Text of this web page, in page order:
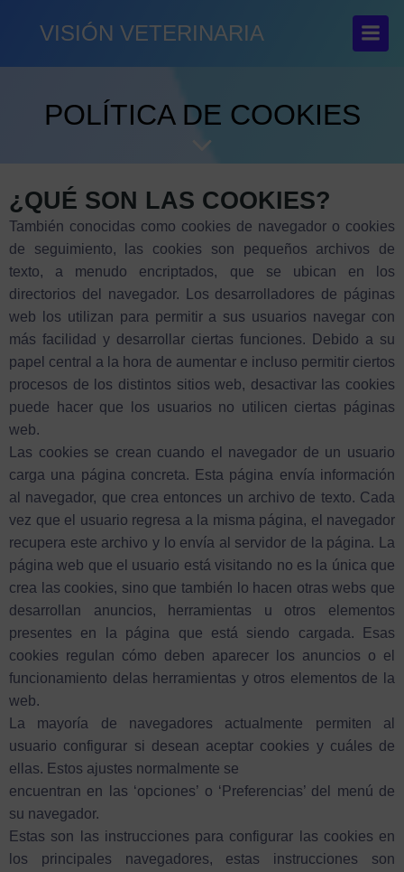
VISIÓN VETERINARIA
POLÍTICA DE COOKIES
¿QUÉ SON LAS COOKIES?
También conocidas como cookies de navegador o cookies
de seguimiento, las cookies son pequeños archivos de
texto, a menudo encriptados, que se ubican en los
directorios del navegador. Los desarrolladores de páginas
web los utilizan para permitir a sus usuarios navegar con
más facilidad y desarrollar ciertas funciones. Debido a su
papel central a la hora de aumentar e incluso permitir ciertos
procesos de los distintos sitios web, desactivar las cookies
puede hacer que los usuarios no utilicen ciertas páginas
web.
Las cookies se crean cuando el navegador de un usuario
carga una página concreta. Esta página envía información
al navegador, que crea entonces un archivo de texto. Cada
vez que el usuario regresa a la misma página, el navegador
recupera este archivo y lo envía al servidor de la página. La
página web que el usuario está visitando no es la única que
crea las cookies, sino que también lo hacen otras webs que
desarrollan anuncios, herramientas u otros elementos
presentes en la página que está siendo cargada. Esas
cookies regulan cómo deben aparecer los anuncios o el
funcionamiento delas herramientas y otros elementos de la
web.
La mayoría de navegadores actualmente permiten al
usuario configurar si desean aceptar cookies y cuáles de
ellas. Estos ajustes normalmente se
encuentran en las ‘opciones’ o ‘Preferencias’ del menú de
su navegador.
Estas son las instrucciones para configurar las cookies en
los principales navegadores, estas instrucciones son